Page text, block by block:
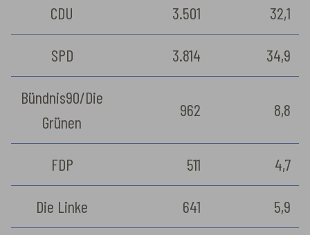
CDU 3.501 32,1
SPD 3.814 34,9
Bündnis90/Die
Grünen
962 8,8
FDP 511 4,7
Die Linke 641 5,9